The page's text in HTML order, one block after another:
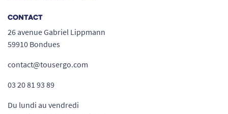
CONTACT
26 avenue Gabriel Lippmann
59910 Bondues
contact@tousergo.com
03 20 81 93 89
Du lundi au vendredi